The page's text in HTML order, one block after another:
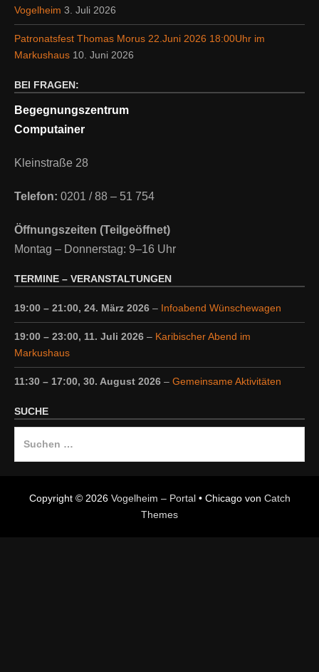
Vogelheim 3. Juli 2026
Patronatsfest Thomas Morus 22.Juni 2026 18:00Uhr im
Markushaus 10. Juni 2026
BEI FRAGEN:
Begegnungszentrum
Computainer
Kleinstraße 28
Telefon: 0201 / 88 – 51 754
Öffnungszeiten (Teilgeöffnet)
Montag – Donnerstag: 9–16 Uhr
TERMINE – VERANSTALTUNGEN
19:00 – 21:00, 24. März 2026 – Infoabend Wünschewagen
19:00 – 23:00, 11. Juli 2026 – Karibischer Abend im
Markushaus
11:30 – 17:00, 30. August 2026 – Gemeinsame Aktivitäten
SUCHE
Copyright © 2026 Vogelheim – Portal• Chicago von Catch
Themes